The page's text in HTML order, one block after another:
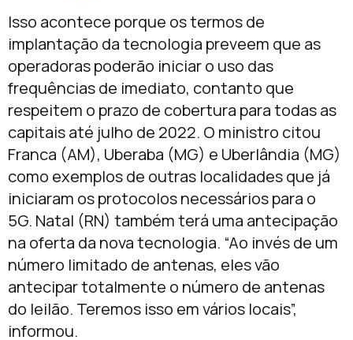
Isso acontece porque os termos de
implantação da tecnologia preveem que as
operadoras poderão iniciar o uso das
frequências de imediato, contanto que
respeitem o prazo de cobertura para todas as
capitais até julho de 2022. O ministro citou
Franca (AM), Uberaba (MG) e Uberlândia (MG)
como exemplos de outras localidades que já
iniciaram os protocolos necessários para o
5G. Natal (RN) também terá uma antecipação
na oferta da nova tecnologia. “Ao invés de um
número limitado de antenas, eles vão
antecipar totalmente o número de antenas
do leilão. Teremos isso em vários locais”,
informou.